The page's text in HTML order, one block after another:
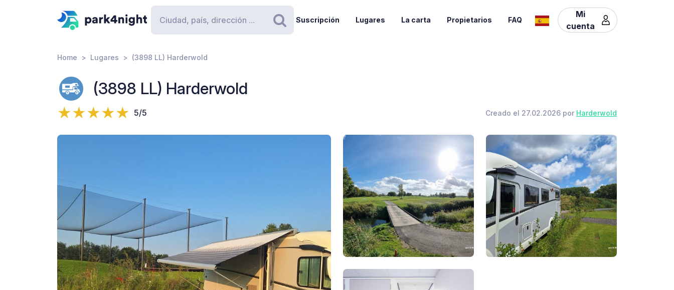
Buscar
Suscripción Lugares La carta Propietarios FAQ
Mi
cuenta
Home Lugares (3898 LL) Harderwold
(3898 LL) Harderwold
5/5 Creado el 27.02.2026 por Harderwold